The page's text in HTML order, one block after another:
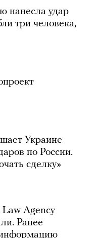
нанесла удар
три человека,
Украине
по России.
сделку»
Agency
Ранее